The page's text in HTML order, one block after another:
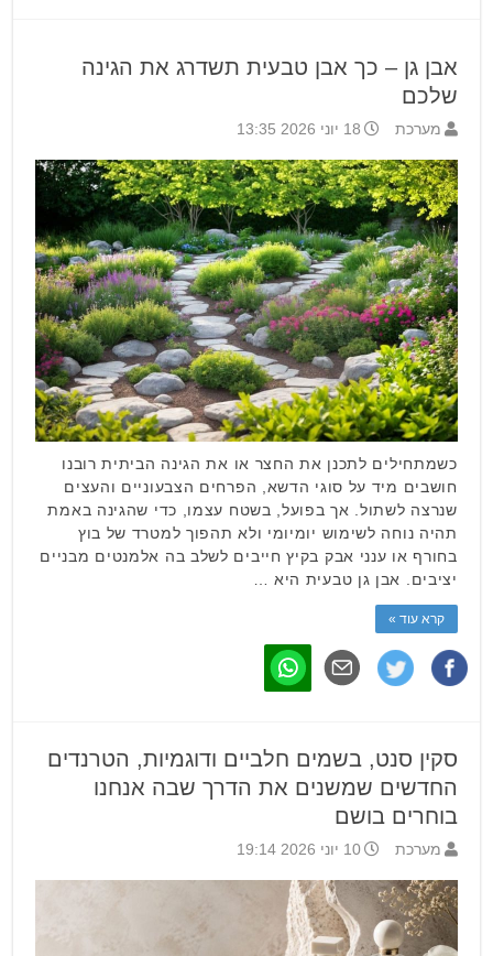
אבן גן – כך אבן טבעית תשדרג את הגינה
שלכם
מערכת 18 יוני 2026 13:35
כשמתחילים לתכנן את החצר או את הגינה הביתית רובנו
חושבים מיד על סוגי הדשא, הפרחים הצבעוניים והעצים
שנרצה לשתול. אך בפועל, בשטח עצמו, כדי שהגינה באמת
תהיה נוחה לשימוש יומיומי ולא תהפוך למטרד של בוץ
בחורף או ענני אבק בקיץ חייבים לשלב בה אלמנטים מבניים
יציבים. אבן גן טבעית היא …
קרא עוד »
סקין סנט, בשמים חלביים ודוגמיות, הטרנדים
החדשים שמשנים את הדרך שבה אנחנו
בוחרים בושם
מערכת 10 יוני 2026 19:14